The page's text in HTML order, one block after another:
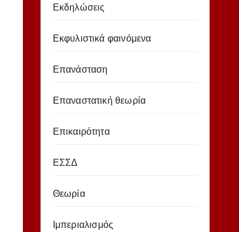
Εκδηλώσεις
Εκφυλιστικά φαινόμενα
Επανάσταση
Επαναστατική θεωρία
Επικαιρότητα
ΕΣΣΔ
Θεωρία
Ιμπεριαλισμός